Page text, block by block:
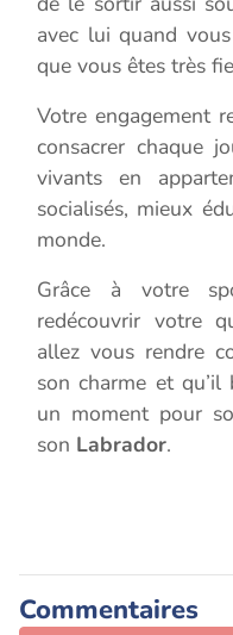
avec lui quand
que vous êtes très
Votre engagement
consacrer chaque
vivants en
socialisés, mieux
monde.
Grâce à votre
redécouvrir votre
allez vous rendre
son charme et
un moment pour
son Labrador.
Commentaires